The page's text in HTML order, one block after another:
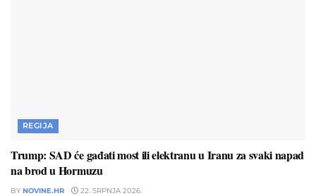
REGIJA
Trump: SAD će gađati most ili elektranu u Iranu za svaki napad
na brod u Hormuzu
BY NOVINE.HR 22. SRPNJA 2026.